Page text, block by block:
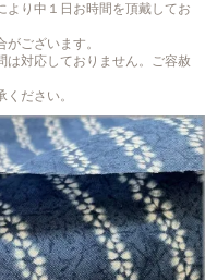
より中１日お時間を頂戴してお
ございます。
は対応しておりません。ご容赦
ださい。